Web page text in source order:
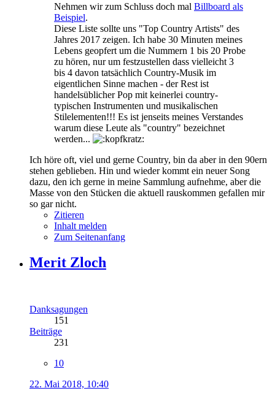
Nehmen wir zum Schluss doch mal Billboard als
Beispiel.
Diese Liste sollte uns "Top Country Artists" des
Jahres 2017 zeigen. Ich habe 30 Minuten meines
Lebens geopfert um die Nummern 1 bis 20 Probe
zu hören, nur um festzustellen dass vielleicht 3
bis 4 davon tatsächlich Country-Musik im
eigentlichen Sinne machen - der Rest ist
handelsüblicher Pop mit keinerlei country-
typischen Instrumenten und musikalischen
Stilelementen!!! Es ist jenseits meines Verstandes
warum diese Leute als "country" bezeichnet
werden...
Ich höre oft, viel und gerne Country, bin da aber in den 90ern
stehen geblieben. Hin und wieder kommt ein neuer Song
dazu, den ich gerne in meine Sammlung aufnehme, aber die
Masse von den Stücken die aktuell rauskommen gefallen mir
so gar nicht.
Zitieren
Inhalt melden
Zum Seitenanfang
Merit Zloch
Danksagungen
151
Beiträge
231
10
22. Mai 2018, 10:40